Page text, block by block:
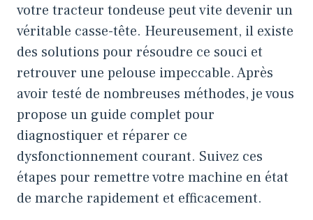
votre tracteur tondeuse peut vite devenir un
véritable casse-tête. Heureusement, il existe
des solutions pour résoudre ce souci et
retrouver une pelouse impeccable. Après
avoir testé de nombreuses méthodes, je vous
propose un guide complet pour
diagnostiquer et réparer ce
dysfonctionnement courant. Suivez ces
étapes pour remettre votre machine en état
de marche rapidement et efficacement.